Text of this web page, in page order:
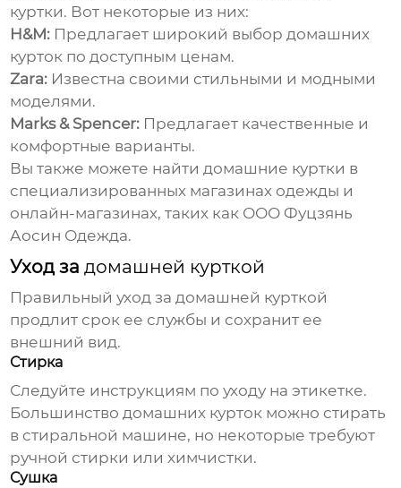
куртки. Вот некоторые из них:
H&M: Предлагает широкий выбордомашних
курток по доступным ценам.
Zara: Известна своими стильными и модными
моделями.
Marks & Spencer: Предлагает качественные и
комфортные варианты.
Вы также можете найтидомашние куртки в
специализированных магазинах одежды и
онлайн-магазинах, таких как ООО Фуцзянь
Аосин Одежда.
Уход задомашней курткой
Правильный уход задомашней курткой
продлит срок ее службы и сохранит ее
внешний вид.
Стирка
Следуйте инструкциям по уходу на этикетке.
Большинстводомашних курток можно стирать
в стиральной машине, но некоторые требуют
ручной стирки или химчистки.
Сушка